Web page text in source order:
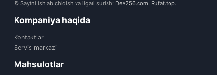
© Saytni ishlab chiqish va ilgari surish: Dev256.com, Rufat.top.
Kompaniya haqida
Kontaktlar
Servis markazi
Mahsulotlar